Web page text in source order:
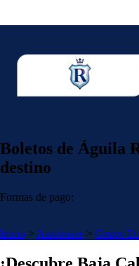
Boletos de Águila
destino
Formas de pago:
Inicio > Autobuses > Grupo